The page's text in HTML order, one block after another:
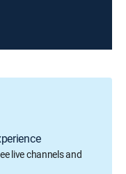
live channels and